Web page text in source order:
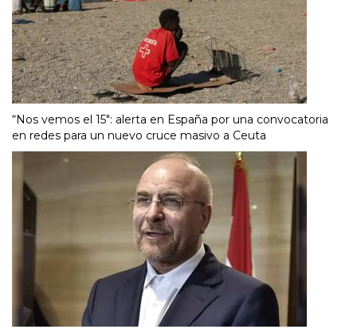
“Nos vemos el 15″: alerta en España por una convocatoria
en redes para un nuevo cruce masivo a Ceuta